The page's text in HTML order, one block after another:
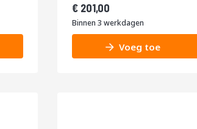
201,00
Binnen 3 werkdagen
Voeg toe